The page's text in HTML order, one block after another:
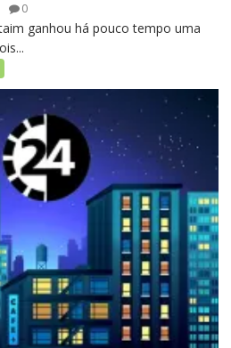
0
ganhou há pouco tempo uma